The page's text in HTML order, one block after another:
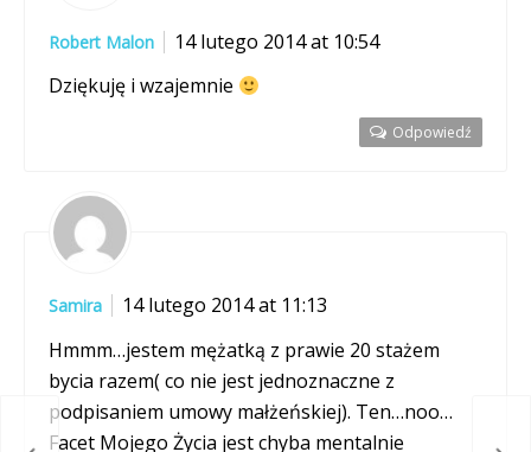
Robert Malon
14 lutego 2014 at 10:54
Dziękuję i wzajemnie
Odpowiedź
Samira
14 lutego 2014 at 11:13
Hmmm…jestem mężatką z prawie 20 stażem
bycia razem( co nie jest jednoznaczne z
podpisaniem umowy małżeńskiej). Ten…noo…
Facet Mojego Życia jest chyba mentalnie